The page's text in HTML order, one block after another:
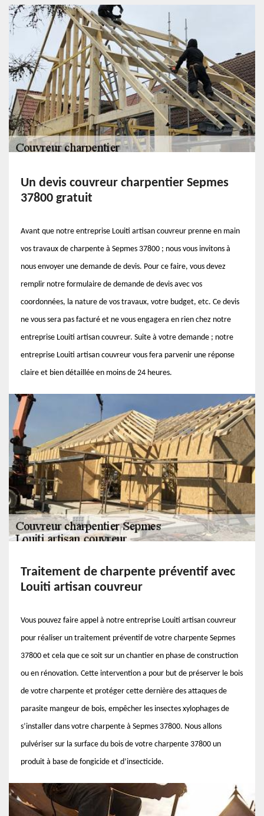
Un devis couvreur charpentier Sepmes
37800 gratuit
Avant que notre entreprise Louiti artisan couvreur prenne en main
vos travaux de charpente à Sepmes 37800 ; nous vous invitons à
nous envoyer une demande de devis. Pour ce faire, vous devez
remplir notre formulaire de demande de devis avec vos
coordonnées, la nature de vos travaux, votre budget, etc. Ce devis
ne vous sera pas facturé et ne vous engagera en rien chez notre
entreprise Louiti artisan couvreur. Suite à votre demande ; notre
entreprise Louiti artisan couvreur vous fera parvenir une réponse
claire et bien détaillée en moins de 24 heures.
Traitement de charpente préventif avec
Louiti artisan couvreur
Vous pouvez faire appel à notre entreprise Louiti artisan couvreur
pour réaliser un traitement préventif de votre charpente Sepmes
37800 et cela que ce soit sur un chantier en phase de construction
ou en rénovation. Cette intervention a pour but de préserver le bois
de votre charpente et protéger cette dernière des attaques de
parasite mangeur de bois, empêcher les insectes xylophages de
s’installer dans votre charpente à Sepmes 37800. Nous allons
pulvériser sur la surface du bois de votre charpente 37800 un
produit à base de fongicide et d’insecticide.